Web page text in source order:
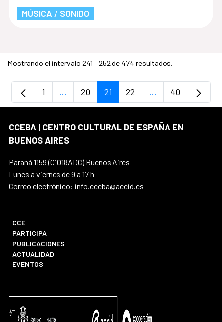
MÚSICA / SONIDO
Mostrando el intervalo 241 - 252 de 474 resultados.
Página
1 ...Páginas intermedias Use TAB para
Página
20 Página
21 Página
22 ...PáginasPágina
40
CCEBA | CENTRO CULTURAL DE ESPAÑA EN
BUENOS AIRES
Paraná 1159 (C1018ADC) Buenos Aires
Lunes a viernes de 9 a 17 h
Correo electrónico: info.cceba@aecid.es
CCE
PARTICIPA
PUBLICACIONES
ACTUALIDAD
EVENTOS